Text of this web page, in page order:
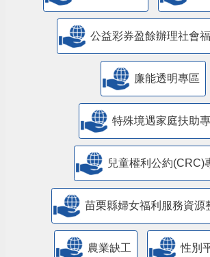
公益彩券盈餘辦理社會
廉能透明專區
特殊境遇家庭扶助
兒童權利公約(CRC)
苗栗縣婦女福利服務資源
農業缺工 性別